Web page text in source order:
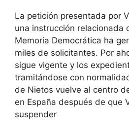
La petición presentada por
una instrucción relacionada
Memoria Democrática ha
miles de solicitantes. Por
sigue vigente y los
tramitándose con
de Nietos vuelve al centro
en España después de que
suspender